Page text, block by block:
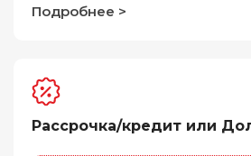
Подробнее >
Рассрочка/кредит или